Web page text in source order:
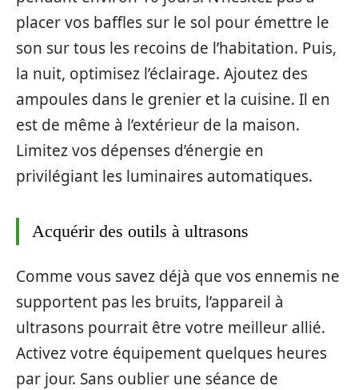
placer vos baffles sur le sol pour émettre le
son sur tous les recoins de l’habitation. Puis,
la nuit, optimisez l’éclairage. Ajoutez des
ampoules dans le grenier et la cuisine. Il en
est de même à l’extérieur de la maison.
Limitez vos dépenses d’énergie en
privilégiant les luminaires automatiques.
Acquérir des outils à ultrasons
Comme vous savez déjà que vos ennemis ne
supportent pas les bruits, l’appareil à
ultrasons pourrait être votre meilleur allié.
Activez votre équipement quelques heures
par jour. Sans oublier une séance de